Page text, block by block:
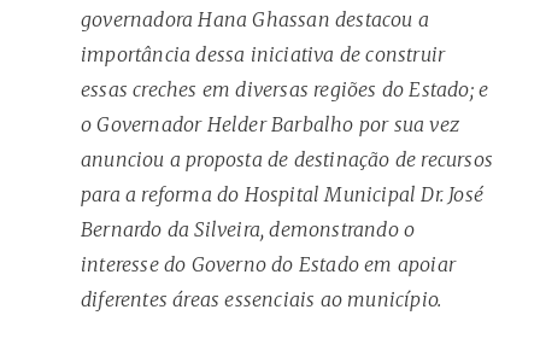
governadora Hana Ghassan destacou a
importância dessa iniciativa de construir
essas creches em diversas regiões do Estado; e
o Governador Helder Barbalho por sua vez
anunciou a proposta de destinação de recursos
para a reforma do Hospital Municipal Dr. José
Bernardo da Silveira, demonstrando o
interesse do Governo do Estado em apoiar
diferentes áreas essenciais ao município.